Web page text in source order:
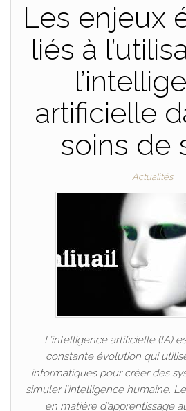
Les enjeux
liés à
artificielle
soins de
Actualités
L’intelligence artificielle (IA)
constante évolution qui
informatiques pour créer des
simuler l’intelligence humaine.
en matière d’apprentissage